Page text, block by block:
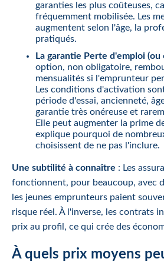
garanties les plus coûteuses,
fréquemment mobilisée. Les
augmentent selon l'âge, la
pratiqués.
La garantie Perte d'emploi (ou
option, non obligatoire,
mensualités si l'emprunteur
Les conditions d'activation
période d'essai, ancienneté,
garantie très onéreuse et
Elle peut augmenter la prime
explique pourquoi de
choisissent de ne pas l'inclure.
Une subtilité à connaître : Les
fonctionnent, pour beaucoup, avec
les jeunes emprunteurs paient
risque réel. À l'inverse, les contrats
prix au profil, ce qui crée des
À quels prix moyens